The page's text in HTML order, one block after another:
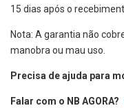
15 dias após o
Nota: A garantia não
manobra ou mau uso.
Precisa de ajuda para
Falar com o NB AGORA?